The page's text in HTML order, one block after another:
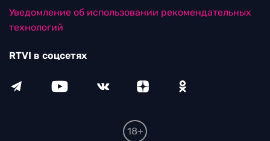
Уведомление об использовании рекомендательных
технологий
RTVI в соцсетях
18+